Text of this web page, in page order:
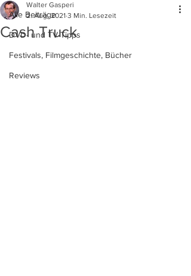
Alle Beiträge
DVD- und TV-Tipps
Festivals, Filmgeschichte, Bücher
Reviews
Cash Truck
Walter Gasperi
2. Aug. 2021 3 Min. Lesezeit